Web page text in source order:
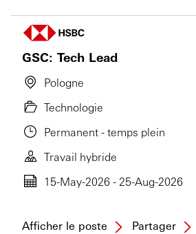
GSC: Tech Lead
Pologne
Technologie
Permanent - temps plein
Travail hybride
15-May-2026 - 25-Aug-2026
Afficher le poste Partager